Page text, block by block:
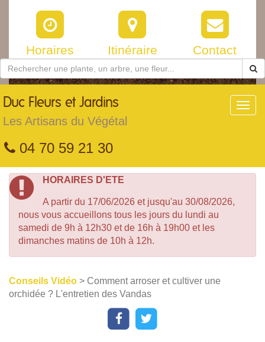
Horaires Itinéraire Contact
Duc Fleurs et Jardins
Les Artisans du Végétal
04 70 59 21 30
HORAIRES D'ETE
A partir du 17/06/2026 et jusqu'au 30/08/2026,
nous vous accueillons tous les jours du lundi au
samedi de 9h à 12h30 et de 16h à 19h00 et les
dimanches matins de 10h à 12h.
Conseils Vidéo > Comment arroser et cultiver une
orchidée ? L'entretien des Vandas